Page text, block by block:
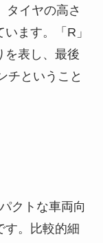
タイヤの高さ
ます。「R」
を表し、最後
チということ
クトな車両向
す。比較的細